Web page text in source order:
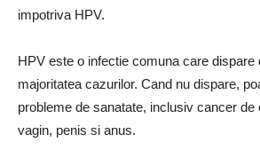
impotriva HPV.
HPV este o infectie comuna care dispare
majoritatea cazurilor. Cand nu dispare,
probleme de sanatate, inclusiv cancer de
vagin, penis si anus.